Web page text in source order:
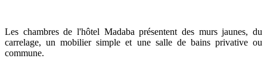
Les chambres de l'hôtel Madaba présentent des murs jaunes, du
carrelage, un mobilier simple et une salle de bains privative ou
commune.